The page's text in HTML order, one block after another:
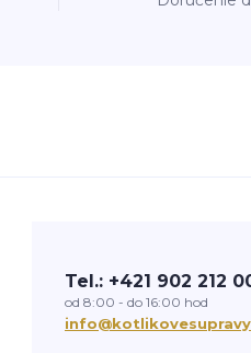
Tel.: +421 902 212
od 8:00 - do 16:00 hod